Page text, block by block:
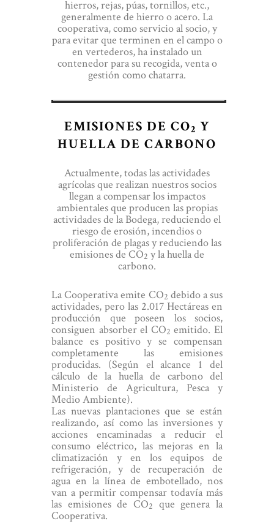
hierros, rejas, púas, tornillos, etc.,
generalmente de hierro o acero. La
cooperativa, como servicio al socio, y
para evitar que terminen en el campo o
en vertederos, ha instalado un
contenedor para su recogida, venta o
gestión como chatarra.
EMISIONES DE CO2 Y
HUELLA DE CARBONO
Actualmente, todas las actividades
agrícolas que realizan nuestros socios
llegan a compensar los impactos
ambientales que producen las propias
actividades de la Bodega, reduciendo el
riesgo de erosión, incendios o
proliferación de plagas y reduciendo las
emisiones de CO2 y la huella de
carbono.
La Cooperativa emite CO2 debido a sus
actividades, pero las 2.017 Hectáreas en
producción que poseen los socios,
consiguen absorber el CO2 emitido. El
balance es positivo y se compensan
completamente las emisiones
producidas. (Según el alcance 1 del
cálculo de la huella de carbono del
Ministerio de Agricultura, Pesca y
Medio Ambiente).
Las nuevas plantaciones que se están
realizando, así como las inversiones y
acciones encaminadas a reducir el
consumo eléctrico, las mejoras en la
climatización y en los equipos de
refrigeración, y de recuperación de
agua en la línea de embotellado, nos
van a permitir compensar todavía más
las emisiones de CO2
que genera la
Cooperativa.